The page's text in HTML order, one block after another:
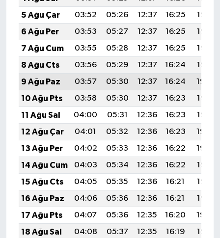
5 Ağu Çar
03:52 05:26 12:37 16:25
19:38
6 Ağu Per
03:53 05:27 12:37 16:25
19:37
7 Ağu Cum
03:55 05:28 12:37 16:25
19:36
8 Ağu Cts
03:56 05:29 12:37 16:24
19:35
9 Ağu Paz
03:57 05:30 12:37 16:24
19:34
10 Ağu Pts
03:58 05:30 12:37 16:23
19:33
11 Ağu Sal
04:00 05:31 12:36 16:23
19:32
12 Ağu Çar
04:01 05:32 12:36 16:23
19:30
13 Ağu Per
04:02 05:33 12:36 16:22
19:29
14 Ağu Cum
04:03 05:34 12:36 16:22
19:28
15 Ağu Cts
04:05 05:35 12:36 16:21
19:27
16 Ağu Paz
04:06 05:36 12:36 16:21
19:26
17 Ağu Pts
04:07 05:36 12:35 16:20
19:24
18 Ağu Sal
04:08 05:37 12:35 16:19
19:23